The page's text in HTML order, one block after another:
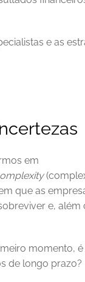
e as
que as
e, além
momento, é
de longo prazo?